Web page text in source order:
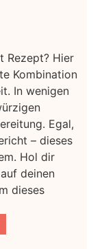
Rezept? Hier
Kombination
In wenigen
Egal,
– dieses
Hol dir
deinen
dieses